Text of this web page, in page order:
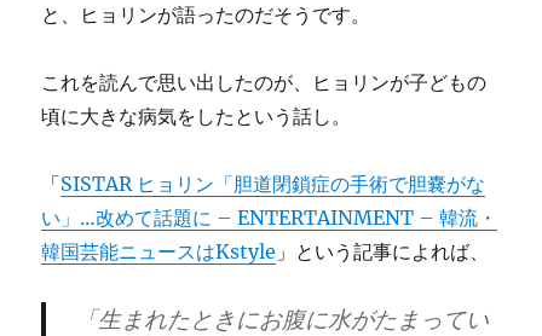
と、ヒョリンが語ったのだそうです。
これを読んで思い出したのが、ヒョリンが子どもの
頃に大きな病気をしたという話し。
「SISTAR ヒョリン「胆道閉鎖症の手術で胆嚢がな
い」…改めて話題に – ENTERTAINMENT – 韓流・
韓国芸能ニュースはKstyle 」という記事によれば、
「生まれたときにお腹に水がたまってい